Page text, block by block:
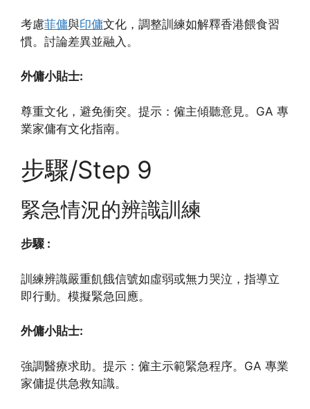
考慮菲傭與印傭文化，調整訓練如解釋香港餵食習
慣。討論差異並融入。
外傭小貼士:
尊重文化，避免衝突。提示：僱主傾聽意見。GA 專
業家傭有文化指南。
步驟/Step 9
緊急情況的辨識訓練
步驟 :
訓練辨識嚴重飢餓信號如虛弱或無力哭泣，指導立
即行動。模擬緊急回應。
外傭小貼士:
強調醫療求助。提示：僱主示範緊急程序。GA 專業
家傭提供急救知識。